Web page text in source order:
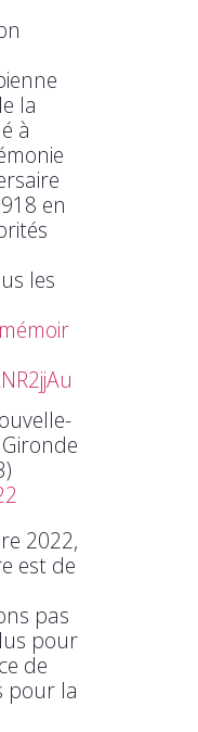
la
à
en
les
2022,
est de
pas
pour
de
pour la